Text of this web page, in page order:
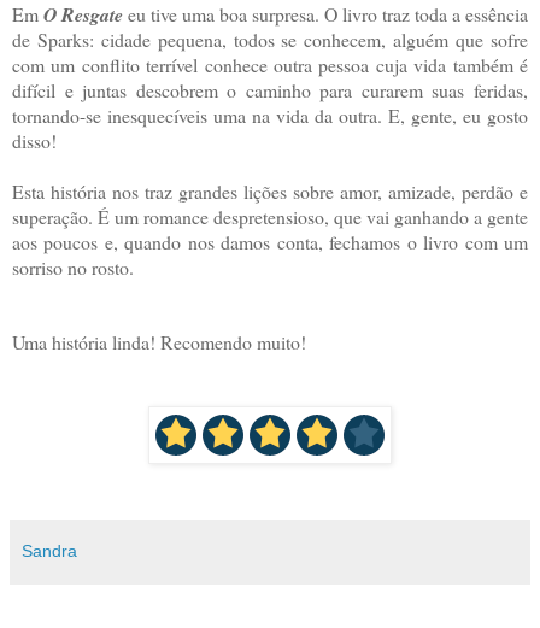
EmO Resgateeu tive uma boa surpresa. O livro traz toda a essência
de Sparks: cidade pequena, todos se conhecem, alguém que sofre
com um conflito terrível conhece outra pessoa cuja vida também é
difícil e juntas descobrem o caminho para curarem suas feridas,
tornando-se inesquecíveis uma na vida da outra. E, gente, eu gosto
disso!
Esta história nos traz grandes lições sobre amor, amizade, perdão e
superação. É um romance despretensioso, que vai ganhando a gente
aos poucos e, quando nos damos conta, fechamos o livro com um
sorriso no rosto.
Uma história linda! Recomendo muito!
Sandra